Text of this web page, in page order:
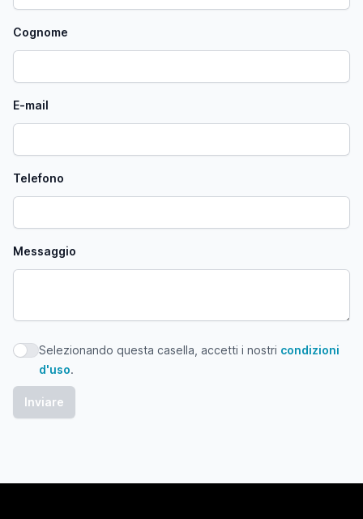
Cognome
E-mail
Telefono
Messaggio
Selezionando questa casella, accetti i nostri condizioni
Selezionando questa casella, accetti i nostri condizioni
d'uso.